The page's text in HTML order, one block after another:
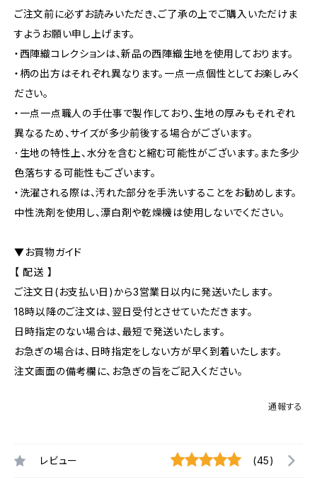
ご注文前に必ずお読みいただき、ご了承の上でご購入いただけま
すようお願い申し上げます。
・西陣織コレクションは、新品の西陣織生地を使用しております。
・柄の出方はそれぞれ異なります。一点一点個性としてお楽しみく
ださい。
・​​​​​​一点一点職人の手仕事で製作しており、生地の厚みもそれぞれ
異なるため、サイズが多少前後する場合がございます。
･生地の特性上、水分を含むと縮む可能性がございます。また多少
色落ちする可能性もございます。
・洗濯される際は、汚れた部分を手洗いすることをお勧めします。
中性洗剤を使用し、漂白剤や乾燥機は使用しないでください。
▼お買物ガイド
【 配送 】
ご注文日(お支払い日)から3営業日以内に発送いたします。
18時以降のご注文は、翌日受付とさせていただきます。
日時指定のない場合は、最短で発送いたします。
お急ぎの場合は、日時指定をしない方が早く到着いたします。
注文画面の備考欄に、お急ぎの旨をご記入ください。
通報する
レビュー (45)